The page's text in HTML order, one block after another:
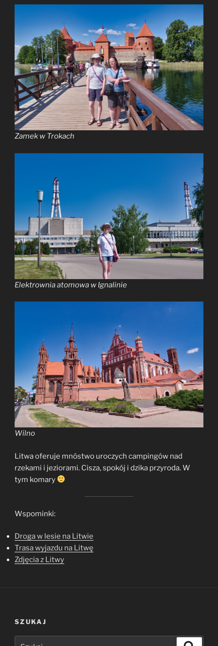
Zamek w Trokach
Elektrownia atomowa w Ignalinie
Wilno
Litwa oferuje mnóstwo uroczych campingów nad
rzekami i jeziorami. Cisza, spokój i dzika przyroda. W
tym komary
Wspominki:
Droga w lesie na Litwie
Trasa wyjazdu na Litwę
Zdjęcia z Litwy
SZUKAJ